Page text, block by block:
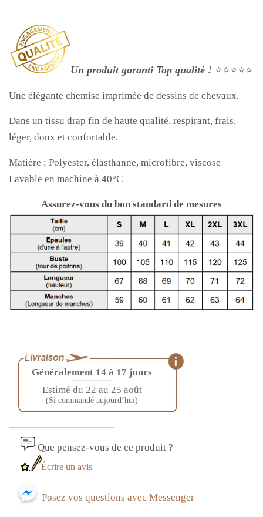
Un produit garanti Top qualité ! ⭐⭐⭐⭐⭐
Une élégante chemise imprimée de dessins de chevaux.
Dans un tissu drap fin de haute qualité, respirant, frais,
léger, doux et confortable.
Matière : Polyester, élasthanne, microfibre, viscose
Lavable en machine à 40°C
Assurez-vous du bon standard de mesures
Généralement 14 à 17 jours
————
Estimé du 22 au 25 août
(Si commandé aujourd’hui)
Que pensez-vous de ce produit ?
Écrire un avis
Posez vos questions avec Messenger